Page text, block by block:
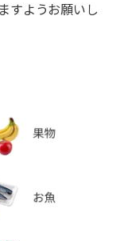
すようお願いし